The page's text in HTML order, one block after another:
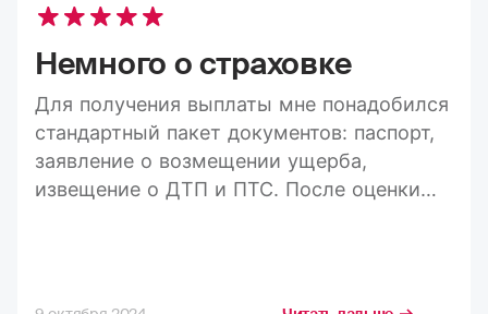
Немного о страховке
Для получения выплаты мне понадобился
стандартный пакет документов: паспорт,
заявление о возмещении ущерба,
извещение о ДТП и ПТС. После оценки
стремлюсь получить максимально